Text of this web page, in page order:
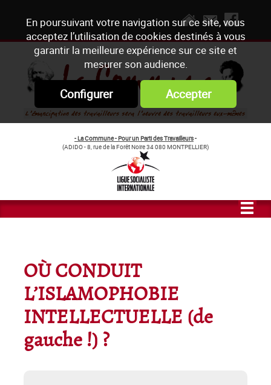
En poursuivant votre navigation sur ce site, vous
acceptez l’utilisation de cookies destinés à vous
garantir la meilleure expérience sur ce site et
mesurer son audience.
Configurer Accepter
- La Commune - Pour un Parti des Travailleurs-
(ADIDO - 8, rue de la Forêt Noire 34 080 MONTPELLIER)
OÙ CONDUIT
L’ISLAMOPHOBIE
INTELLECTUELLE (de
gauche !) ?